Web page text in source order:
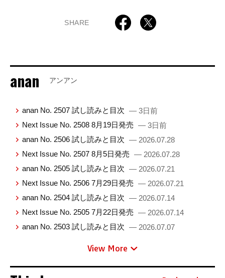
SHARE
anan アンアン
anan No. 2507 試し読みと目次 — 3日前
Next Issue No. 2508 8月19日発売 — 3日前
anan No. 2506 試し読みと目次 — 2026.07.28
Next Issue No. 2507 8月5日発売 — 2026.07.28
anan No. 2505 試し読みと目次 — 2026.07.21
Next Issue No. 2506 7月29日発売 — 2026.07.21
anan No. 2504 試し読みと目次 — 2026.07.14
Next Issue No. 2505 7月22日発売 — 2026.07.14
anan No. 2503 試し読みと目次 — 2026.07.07
View More